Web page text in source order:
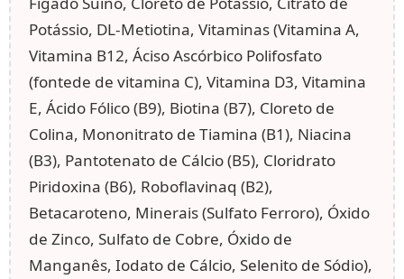
Potássio, DL-Metiotina, Vitaminas (Vitamina A,
Vitamina B12, Áciso Ascórbico Polifosfato
(fontede de vitamina C), Vitamina D3, Vitamina
E, Ácido Fólico (B9), Biotina (B7), Cloreto de
Colina, Mononitrato de Tiamina (B1), Niacina
(B3), Pantotenato de Cálcio (B5), Cloridrato
Piridoxina (B6), Roboflavinaq (B2),
Betacaroteno, Minerais (Sulfato Ferroro), Óxido
de Zinco, Sulfato de Cobre, Óxido de
Manganês, Iodato de Cálcio, Selenito de Sódio),